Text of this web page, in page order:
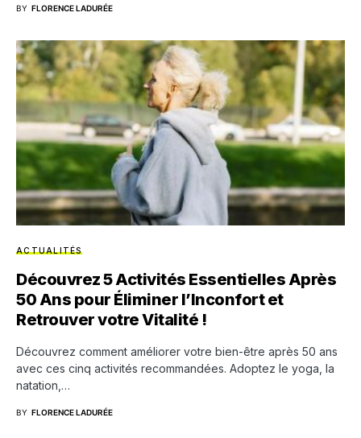
BY FLORENCE LADURÉE
ACTUALITÉS
Découvrez 5 Activités Essentielles Après
50 Ans pour Éliminer l’Inconfort et
Retrouver votre Vitalité !
Découvrez comment améliorer votre bien-être après 50 ans
avec ces cinq activités recommandées. Adoptez le yoga, la
natation,…
BY FLORENCE LADURÉE